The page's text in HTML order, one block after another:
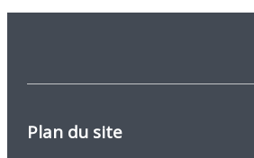
Plan du site